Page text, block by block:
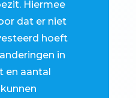
Hiermee
dat er niet
hoeft
in
en aantal